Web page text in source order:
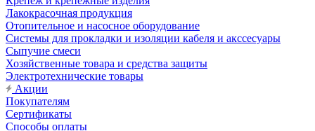
Лакокрасочная продукция
Отопительное и насосное оборудование
Системы для прокладки и изоляции кабеля и акссесуары
Сыпучие смеси
Хозяйственные товара и средства защиты
Электротехнические товары
Акции
Покупателям
Сертификаты
Способы оплаты